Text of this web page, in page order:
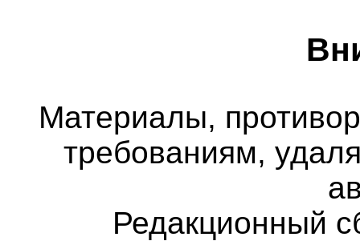
Материалы,
требованиям,
Редакционный